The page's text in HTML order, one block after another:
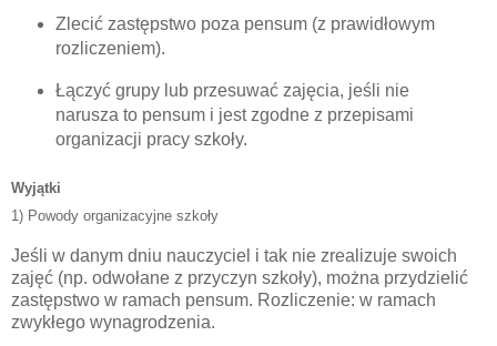
Zlecić zastępstwo poza pensum(z prawidłowym
rozliczeniem).
Łączyć grupy lub przesuwać zajęcia, jeśli nie
narusza to pensumi jest zgodne z przepisami
organizacji pracy szkoły.
Wyjątki
1) Powody organizacyjne szkoły
Jeśli w danym dniu nauczyciel i tak nie zrealizuje swoich
zajęć (np. odwołane z przyczyn szkoły), można przydzielić
zastępstwo w ramach pensum. Rozliczenie: w ramach
zwykłego wynagrodzenia.